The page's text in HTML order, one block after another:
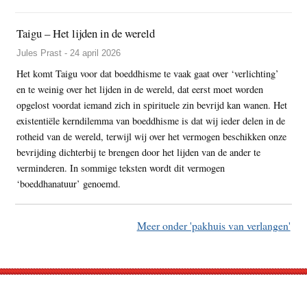
Taigu – Het lijden in de wereld
Jules Prast - 24 april 2026
Het komt Taigu voor dat boeddhisme te vaak gaat over ‘verlichting’
en te weinig over het lijden in de wereld, dat eerst moet worden
opgelost voordat iemand zich in spirituele zin bevrijd kan wanen. Het
existentiële kerndilemma van boeddhisme is dat wij ieder delen in de
rotheid van de wereld, terwijl wij over het vermogen beschikken onze
bevrijding dichterbij te brengen door het lijden van de ander te
verminderen. In sommige teksten wordt dit vermogen
‘boeddhanatuur’ genoemd.
Meer onder 'pakhuis van verlangen'